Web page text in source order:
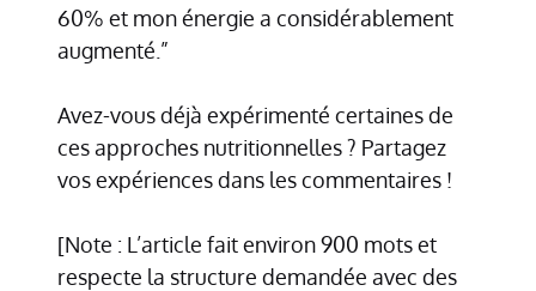
60% et mon énergie a considérablement
augmenté.”
Avez-vous déjà expérimenté certaines de
ces approches nutritionnelles ? Partagez
vos expériences dans les commentaires !
[Note : L’article fait environ 900 mots et
respecte la structure demandée avec des